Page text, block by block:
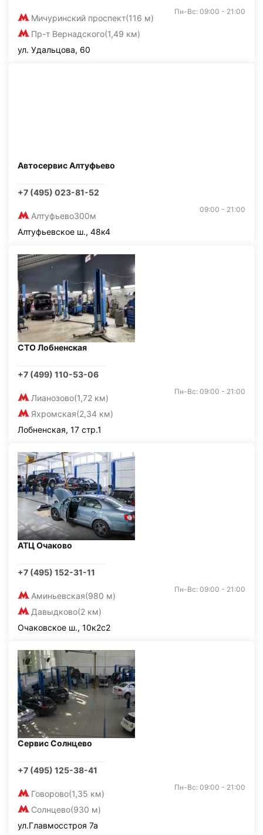
Мичуринский проспект(116 м)
Пр-т Вернадского(1,49 км)
Пн-Вс: 09:00 - 21:00
ул. Удальцова, 60
Автосервис Алтуфьево
+7 (495) 023-81-52
Алтуфьево300м
09:00 - 21:00
Алтуфьевское ш., 48к4
СТО Лобненская
+7 (499) 110-53-06
Лианозово(1,72 км)
Яхромская(2,34 км)
Пн-Вс: 09:00 - 21:00
Лобненская, 17 стр.1
АТЦ Очаково
+7 (495) 152-31-11
Аминьевская(980 м)
Давыдково(2 км)
Пн-Вс: 09:00 - 21:00
Очаковское ш., 10к2с2
Сервис Солнцево
+7 (495) 125-38-41
Говорово(1,35 км)
Солнцево(930 м)
Пн-Вс: 09:00 - 21:00
ул.Главмосстроя 7а